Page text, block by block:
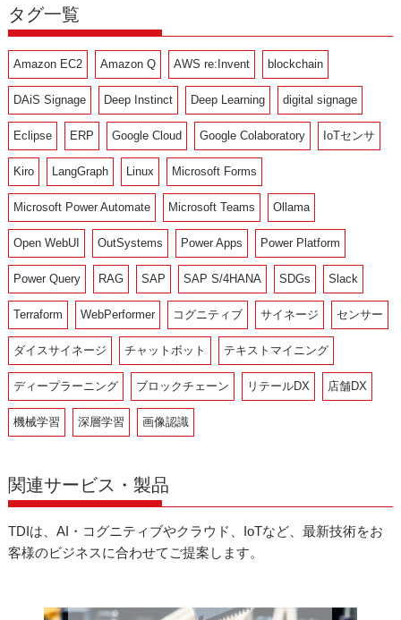
タグ一覧
Amazon EC2 Amazon Q AWS re:Invent blockchain
DAiS Signage Deep Instinct Deep Learning digital signage
Eclipse ERP Google Cloud Google Colaboratory IoTセンサ
Kiro LangGraph Linux Microsoft Forms
Microsoft Power Automate Microsoft Teams Ollama
Open WebUI OutSystems Power Apps Power Platform
Power Query RAG SAP SAP S/4HANA SDGs Slack
Terraform WebPerformer コグニティブ サイネージ センサー
ダイスサイネージ チャットボット テキストマイニング
ディープラーニング ブロックチェーン リテールDX 店舗DX
機械学習 深層学習 画像認識
関連サービス・製品
TDIは、AI・コグニティブやクラウド、IoTなど、最新技術をお
客様のビジネスに合わせてご提案します。